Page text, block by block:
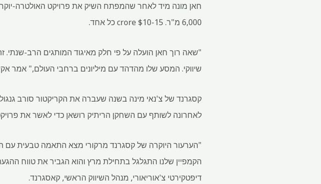
6,000 מ"ר.
$10-15 crore כל אחד.
"שאה רוך חאן הועלה על פי חלק מאיגוד המותגים הרב-שנתי.
שיווקי. המסע שלו מהדהד עם מיליונים ברחבי העולם," אמר
קסגרנד של צ'נאי מינה בשנה שעברה את הקריקטור סורב
לאחרונה לשותף עם השחקן הריתיק רושאן כדי לאשר את
"הערעור היוקרה של קסגרנד מרקורי מצא התאמה טבעית עם
הקמפיין שלנו התגלגל בתחילת מרץ והוא הגביר את טווח
דיפטקירטי צ'אוריאורי, מנהל השיווק הראשי, קאסגרנד.